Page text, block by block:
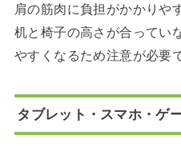
肩の筋肉に負担がかかりや
机と椅子の高さが合ってい
やすくなるため注意が必要
タブレット・スマホ・ゲ